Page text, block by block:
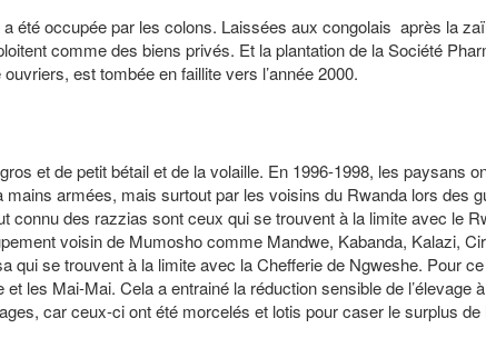
été occupée par les colons. Laissées aux congolais après la
comme des biens privés. Et la plantation de la Société
est tombée en faillite vers l’année 2000.
et de petit bétail et de la volaille. En 1996-1998, les paysans
armées, mais surtout par les voisins du Rwanda lors des
connu des razzias sont ceux qui se trouvent à la limite avec le
voisin de Mumosho comme Mandwe, Kabanda, Kalazi,
qui se trouvent à la limite avec la Chefferie de Ngweshe. Pour
les Mai-Mai. Cela a entrainé la réduction sensible de l’élevage
car ceux-ci ont été morcelés et lotis pour caser le surplus de